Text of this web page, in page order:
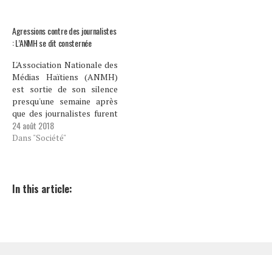
Agressions contre des journalistes
: L’ANMH se dit consternée
L'Association Nationale des
Médias Haïtiens (ANMH)
est sortie de son silence
presqu'une semaine après
que des journalistes furent
agressés verbalement et
physiquement par des
"consternée de constater la
24 août 2018
Dans "Société"
In this article: